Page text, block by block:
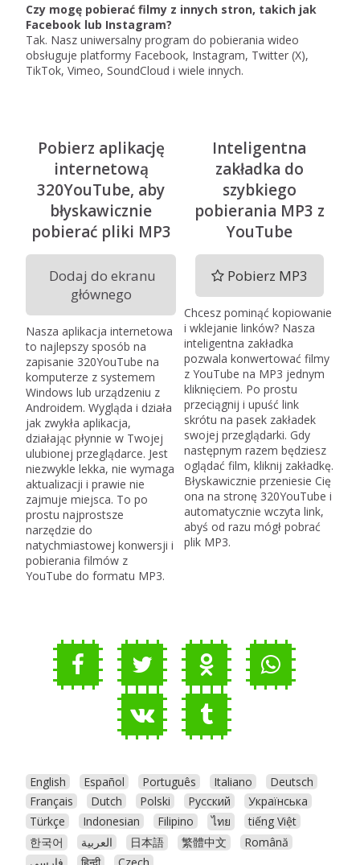
Czy mogę pobierać filmy z innych stron, takich jak
Facebook lub Instagram?
Tak. Nasz uniwersalny program do pobierania wideo
obsługuje platformy Facebook, Instagram, Twitter (X),
TikTok, Vimeo, SoundCloud i wiele innych.
Pobierz aplikację
internetową
320YouTube, aby
błyskawicznie
pobierać pliki MP3
Dodaj do ekranu
głównego
Nasza aplikacja internetowa
to najlepszy sposób na
zapisanie 320YouTube na
komputerze z systemem
Windows lub urządzeniu z
Androidem. Wygląda i działa
jak zwykła aplikacja,
działając płynnie w Twojej
ulubionej przeglądarce. Jest
niezwykle lekka, nie wymaga
aktualizacji i prawie nie
zajmuje miejsca. To po
prostu najprostsze
narzędzie do
natychmiastowej konwersji i
pobierania filmów z
YouTube do formatu MP3.
Inteligentna
zakładka do
szybkiego
pobierania MP3 z
YouTube
Pobierz MP3
Chcesz pominąć kopiowanie
i wklejanie linków? Nasza
inteligentna zakładka
pozwala konwertować filmy
z YouTube na MP3 jednym
kliknięciem. Po prostu
przeciągnij i upuść link
skrótu na pasek zakładek
swojej przeglądarki. Gdy
następnym razem będziesz
oglądać film, kliknij zakładkę.
Błyskawicznie przeniesie Cię
ona na stronę 320YouTube i
automatycznie wczyta link,
abyś od razu mógł pobrać
plik MP3.
English Español Português Italiano
Deutsch
Français
Dutch Polski Русский
Українська
Türkçe
Indonesian Filipino ไทย
tiếng Việt
한국어
العربية 日本語 繁體中文
Română